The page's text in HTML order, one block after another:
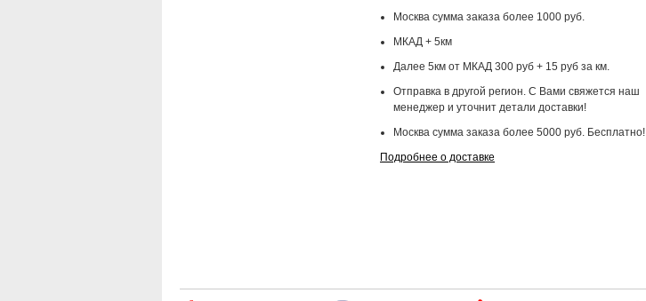
Москва сумма заказа более 1000 руб.
МКАД + 5км
Далее 5км от МКАД 300 руб + 15 руб за км.
Отправка в другой регион. С Вами свяжется наш
менеджер и уточнит детали доставки!
Москва сумма заказа более 5000 руб. Бесплатно!
Подробнее о доставке